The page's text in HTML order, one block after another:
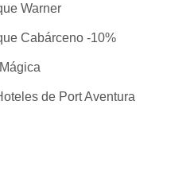
Warner
Cabárceno -10%
de Port Aventura